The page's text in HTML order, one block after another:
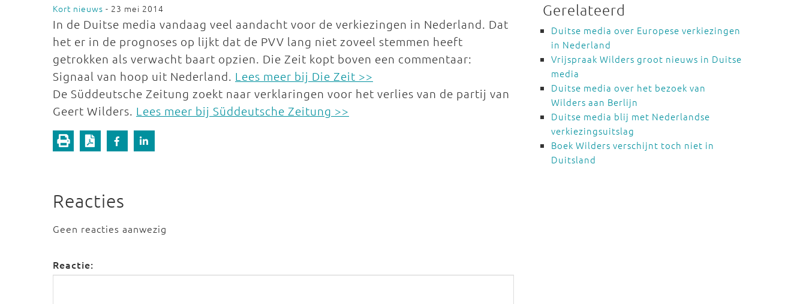
Kort nieuws - 23 mei 2014
In de Duitse media vandaag veel aandacht voor de verkiezingen in Nederland. Dat
het er in de prognoses op lijkt dat de PVV lang niet zoveel stemmen heeft
getrokken als verwacht baart opzien. Die Zeit kopt boven een commentaar:
Signaal van hoop uit Nederland. Lees meer bij Die Zeit >>
De Süddeutsche Zeitung zoekt naar verklaringen voor het verlies van de partij van
Geert Wilders. Lees meer bij Süddeutsche Zeitung >>
Reacties
Geen reacties aanwezig
Reactie:
Gerelateerd
Duitse media over Europese verkiezingen
in Nederland
Vrijspraak Wilders groot nieuws in Duitse
media
Duitse media over het bezoek van
Wilders aan Berlijn
Duitse media blij met Nederlandse
verkiezingsuitslag
Boek Wilders verschijnt toch niet in
Duitsland